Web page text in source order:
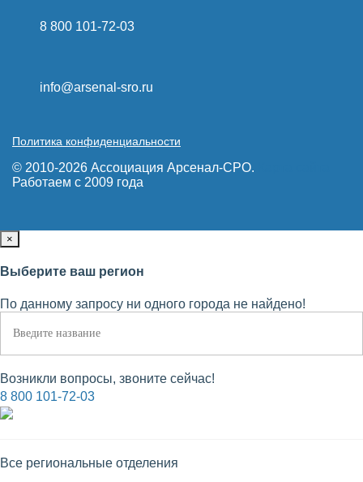
Политика конфиденциальности
8 800 101-72-03
info@arsenal-sro.ru
© 2010-2026 Ассоциация Арсенал-СРО.
Работаем с 2009 года
×
Выберите ваш регион
По данному запросу ни одного города не найдено!
Возникли вопросы, звоните сейчас!
8 800 101-72-03
Все региональные отделения